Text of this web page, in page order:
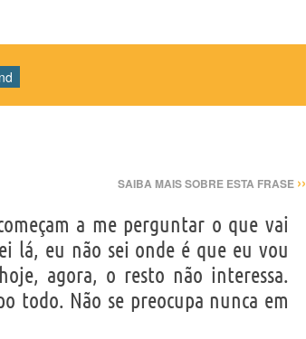
SAIBA MAIS SOBRE ESTA FRASE ››
a me perguntar o que vai
lá, eu não sei onde é que eu vou
agora, o resto não interessa.
todo. Não se preocupa nunca em